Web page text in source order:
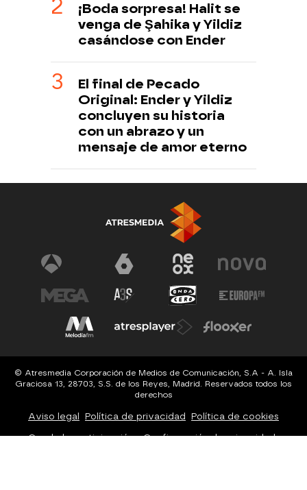
¡Boda sorpresa! Halit se
venga de Şahika y Yildiz
casándose con Ender
El final de Pecado
Original: Ender y Yildiz
concluyen su historia
con un abrazo y un
mensaje de amor eterno
© Atresmedia Corporación de Medios de Comunicación, S.A - A. Isla
Graciosa 13, 28703, S.S. de los Reyes, Madrid. Reservados todos los
derechos
Aviso legal Política de privacidad Política de cookies
Cond. de participación Configuración de privacidad